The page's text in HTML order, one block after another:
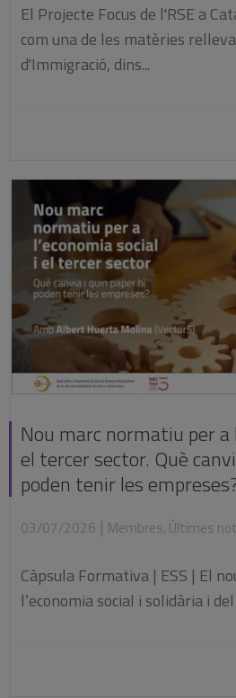
El Projecte Focus de l'RSE a
com una de les matèries
d'Immigració, dins...
Nou marc normatiu per a
el tercer sector. Què
poden tenir les
03/07/2026 | Membres, Últimes
Càpsula Formativa | ESS | El
l’economia social i solidària i